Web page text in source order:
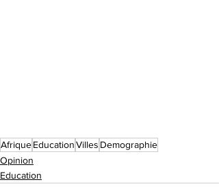
AfriqueEducationVilles Demographie
Opinion
Education